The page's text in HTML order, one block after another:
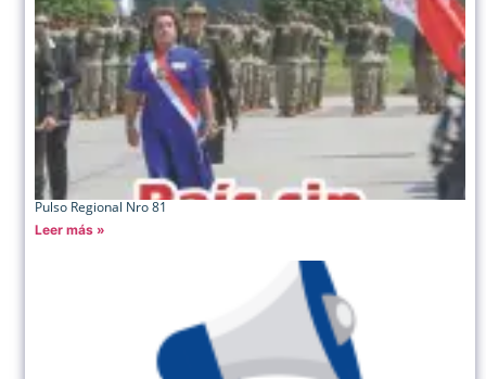
Pulso Regional Nro 81
Leer más »